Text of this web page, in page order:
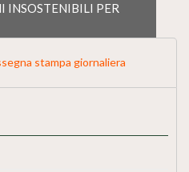
INSOSTENIBILI PER
stampa giornaliera